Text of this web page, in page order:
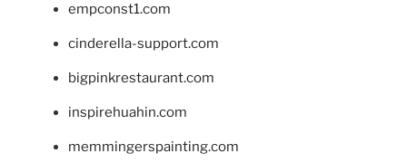
empconst1.com
cinderella-support.com
bigpinkrestaurant.com
inspirehuahin.com
memmingerspainting.com